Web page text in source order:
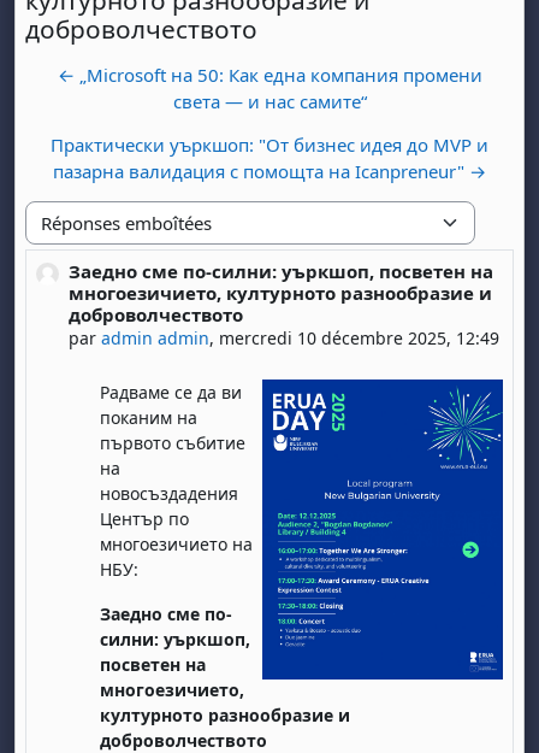
доброволчеството
← „Microsoft на 50: Как една компания промени
света — и нас самите“
Практически уъркшоп: "От бизнес идея до MVP и
пазарна валидация с помощта на Icanpreneur" →
Type d'affichage
Заедно сме по-силни: уъркшоп, посветен на
многоезичието, културното разнообразие и
доброволчеството
par admin admin, mercredi 10 décembre 2025, 12:49
Nombre de réponses : 0
Радваме се да ви
поканим на
първото събитие
на
новосъздадения
Център по
многоезичието на
НБУ:
Заедно сме по-
силни: уъркшоп,
посветен на
многоезичието,
културното разнообразие и
доброволчеството